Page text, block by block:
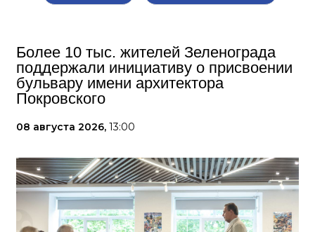
Более 10 тыс. жителей Зеленограда
поддержали инициативу о присвоении
бульвару имени архитектора
Покровского
08 августа 2026, 13:00